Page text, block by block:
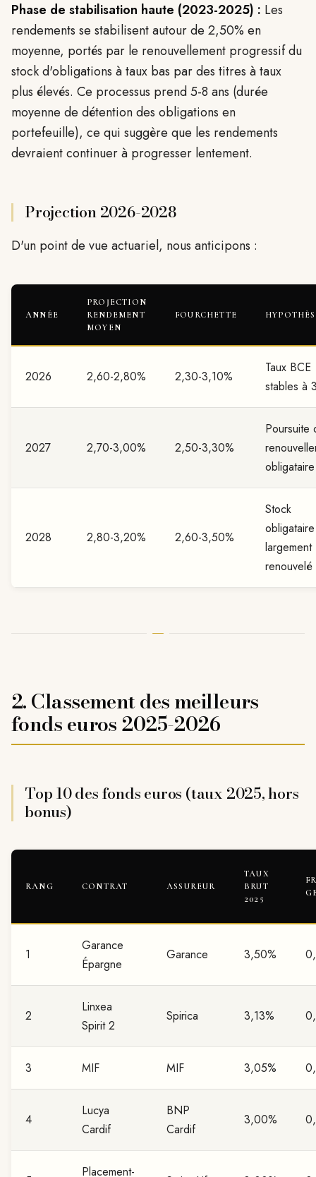
Phase de stabilisation haute (2023-2025) : Les
rendements se stabilisent autour de 2,50% en
moyenne, portés par le renouvellement progressif du
stock d'obligations à taux bas par des titres à taux
plus élevés. Ce processus prend 5-8 ans (durée
moyenne de détention des obligations en
portefeuille), ce qui suggère que les rendements
devraient continuer à progresser lentement.
Projection 2026-2028
D'un point de vue actuariel, nous anticipons :
ANNÉE
PROJECTION
RENDEMENT
MOYEN
FOURCHETTE
2026 2,60-2,80% 2,30-3,10%
Taux BCE
stables à
2027 2,70-3,00% 2,50-3,30%
Poursuite
obligataire
2028 2,80-3,20% 2,60-3,50%
Stock
obligataire
largement
renouvelé
2. Classement des meilleurs
fonds euros 2025-2026
Top 10 des fonds euros (taux 2025, hors
bonus)
RANG CONTRAT ASSUREUR
TAUX
BRUT
2025
1
Garance
Épargne
Garance 3,50%
2
Linxea
Spirit 2
Spirica 3,13%
3 MIF MIF 3,05%
4
Lucya
Cardif
BNP
Cardif
3,00%
Placement-